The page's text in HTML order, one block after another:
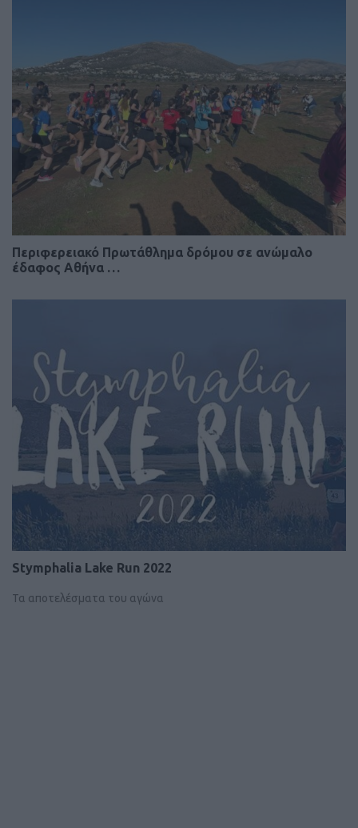
Περιφερειακό Πρωτάθλημα δρόμου σε ανώμαλο
έδαφος Αθήνα …
Stymphalia Lake Run 2022
Τα αποτελέσματα του αγώνα